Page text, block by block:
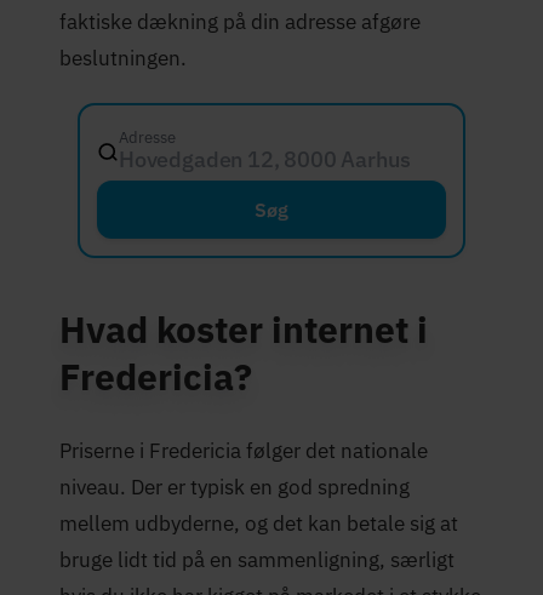
faktiske dækning på din adresse afgøre
beslutningen.
Adresse
Hovedgaden 12, 8000 Aarhus C
Søg
Hvad koster internet i
Fredericia?
Priserne i Fredericia følger det nationale
niveau. Der er typisk en god spredning
mellem udbyderne, og det kan betale sig at
bruge lidt tid på en sammenligning, særligt